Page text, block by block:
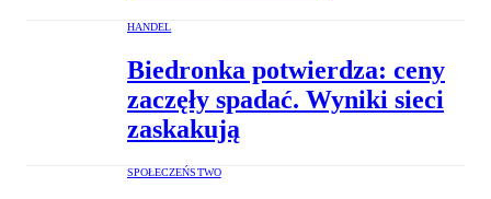
HANDEL
Biedronka potwierdza: ceny
zaczęły spadać. Wyniki sieci
zaskakują
SPOŁECZEŃSTWO